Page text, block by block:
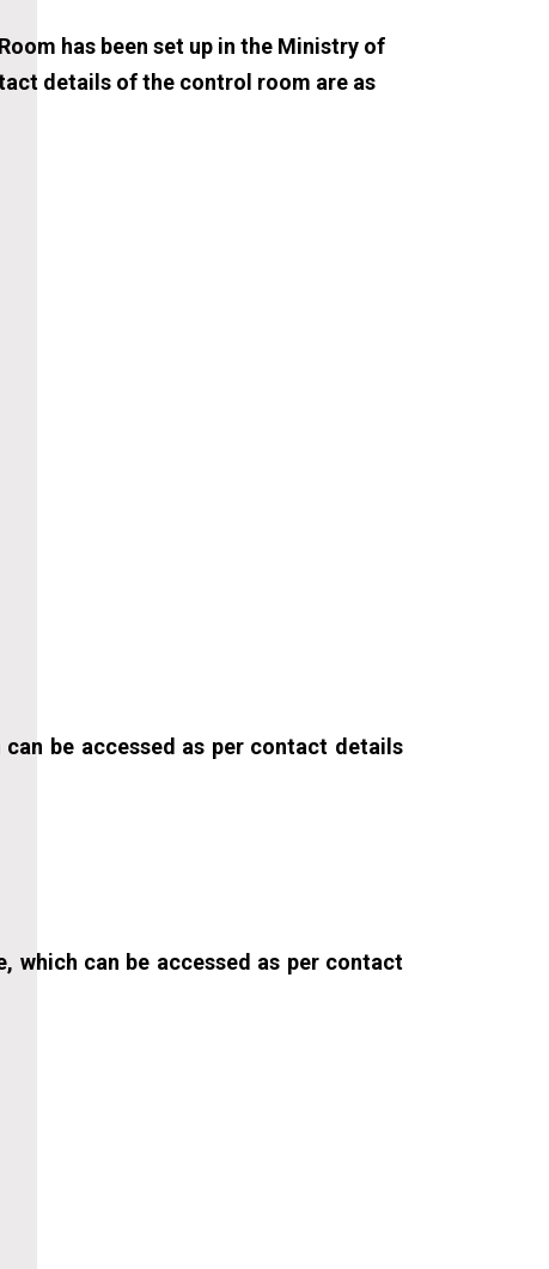
has been set up in the Ministry of
details of the control room are as
be accessed as per contact details
which can be accessed as per contact